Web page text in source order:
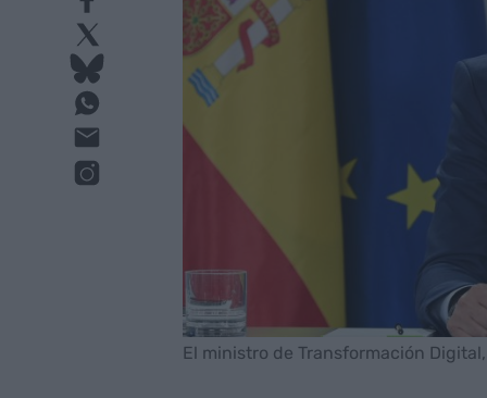
El ministro de Transformación